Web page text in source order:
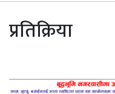
प्रतिक्रिया